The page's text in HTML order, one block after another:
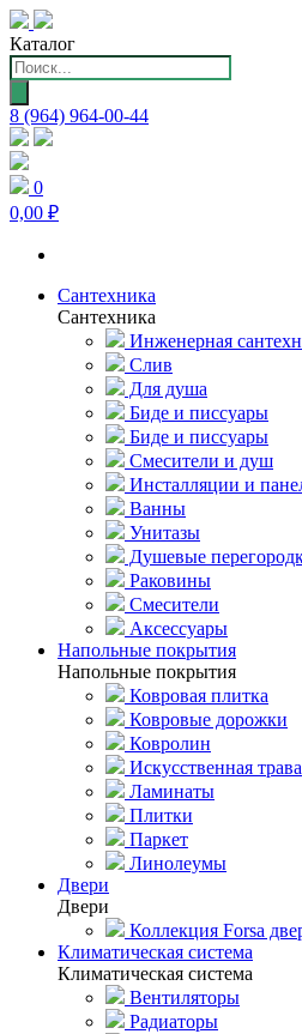
Каталог
Поиск
товаров
8 (964) 964-00-44
0
0,00 ₽
Сантехника
Сантехника
Инженерная
Слив
Для душа
Биде и писсуары
Биде и писсуары
Смесители и душ
Инсталляции и
Ванны
Унитазы
Душевые
Раковины
Смесители
Аксессуары
Напольные покрытия
Напольные покрытия
Ковровая плитка
Ковровые дорожки
Ковролин
Искусственная трава
Ламинаты
Плитки
Паркет
Линолеумы
Двери
Двери
Коллекция Forsa
Климатическая система
Климатическая система
Вентиляторы
Радиаторы